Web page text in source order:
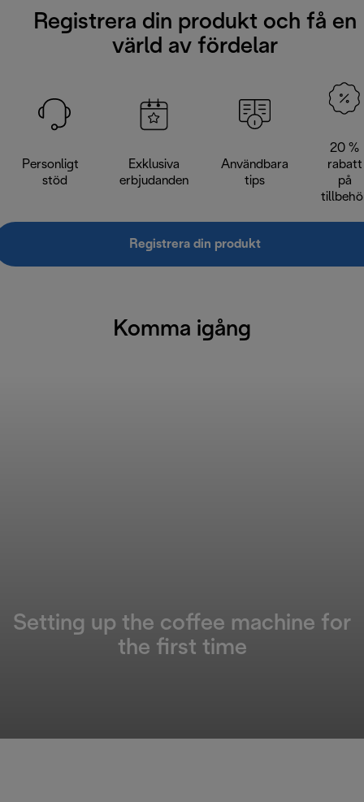
Registrera din produkt och få en
värld av fördelar
Personligt
stöd
Exklusiva
erbjudanden
Användbara
tips
20 %
rabatt
på
Registrera din produkt
Komma igång
Setting up the coffee machine for
the first time